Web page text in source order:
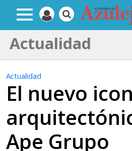
Actualidad
Actualidad
El nuevo
Ape Grupo